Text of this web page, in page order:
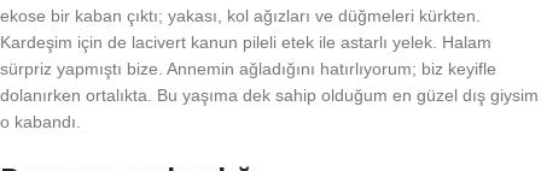
ekose bir kaban çıktı; yakası, kol ağızları ve düğmeleri kürkten.
Kardeşim için de lacivert kanun pileli etek ile astarlı yelek. Halam
sürpriz yapmıştı bize. Annemin ağladığını hatırlıyorum; biz keyifle
dolanırken ortalıkta. Bu yaşıma dek sahip olduğum en güzel dış giysim
o kabandı.